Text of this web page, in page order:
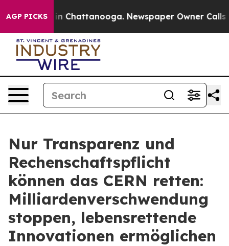
AGP PICKS
Chaos in Chattanooga. Newspaper Owner Calls
Nur Transparenz und
Rechenschaftspflicht
können das CERN retten:
Milliardenverschwendung
stoppen, lebensrettende
Innovationen ermöglichen